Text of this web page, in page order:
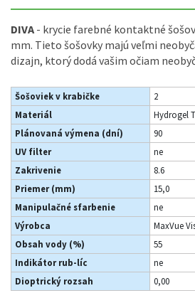
DIVA - krycie farebné kontaktné
mm. Tieto šošovky majú veľmi
dizajn, ktorý dodá vašim očiam
Šošoviek v krabičke
2
Materiál
Hydrogel
Plánovaná výmena (dní)
90
UV filter
ne
Zakrivenie
8.6
Priemer (mm)
15,0
Manipulačné sfarbenie
ne
Výrobca
MaxVue
Obsah vody (%)
55
Indikátor rub-líc
ne
Dioptrický rozsah
0,00